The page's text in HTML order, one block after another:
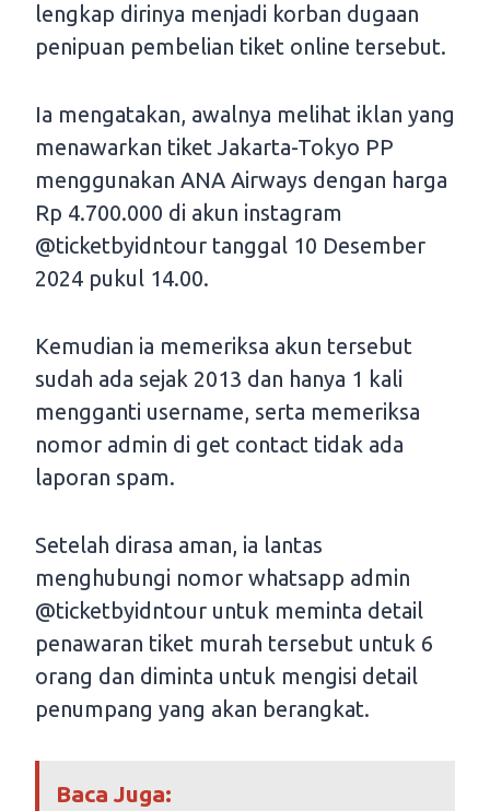
lengkap dirinya menjadi korban dugaan
penipuan pembelian tiket online tersebut.
Ia mengatakan, awalnya melihat iklan yang
menawarkan tiket Jakarta-Tokyo PP
menggunakan ANA Airways dengan harga
Rp 4.700.000 di akun instagram
@ticketbyidntour tanggal 10 Desember
2024 pukul 14.00.
Kemudian ia memeriksa akun tersebut
sudah ada sejak 2013 dan hanya 1 kali
mengganti username, serta memeriksa
nomor admin di get contact tidak ada
laporan spam.
Setelah dirasa aman, ia lantas
menghubungi nomor whatsapp admin
@ticketbyidntour untuk meminta detail
penawaran tiket murah tersebut untuk 6
orang dan diminta untuk mengisi detail
penumpang yang akan berangkat.
Baca Juga: